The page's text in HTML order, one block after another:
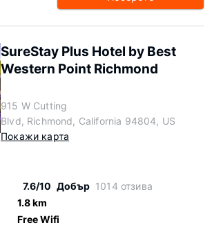
SureStay Plus Hotel by Best
Western Point Richmond
915 W Cutting
Blvd, Richmond, California 94804, US
Покажи карта
7.6/10 Добър 1014 отзива
1.8 km
Free Wifi